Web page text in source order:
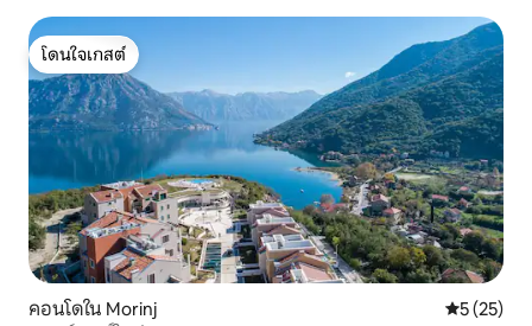
โดนใจเกสต์
โดนใจเกสต์
คอนโดใน Morinj คะแนนเฉลี่
5 (25)